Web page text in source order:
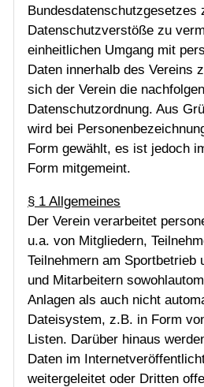
Gaststätte
Bundesdatenschutzgesetzes
Datenschutzverstöße zu
einheitlichen Umgang mit
Daten innerhalb des Vereins
sich der Verein die
Datenschutzordnung. Aus
wird bei
Form gewählt, es ist jedoch
Form mitgemeint.
§ 1 Allgemeines
Der Verein verarbeitet
u.a. von Mitgliedern,
Teilnehmern am Sportbetrieb
und Mitarbeitern
Anlagen als auch nicht
Dateisystem, z.B. in Form
Listen. Darüber hinaus
Daten im
weitergeleitet oder Dritten